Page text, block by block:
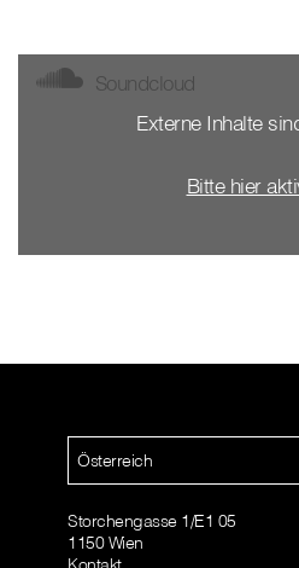
Soundcloud
Externe Inhalte
Bitte hier
Österreich
Storchengasse 1/E1 05
1150 Wien